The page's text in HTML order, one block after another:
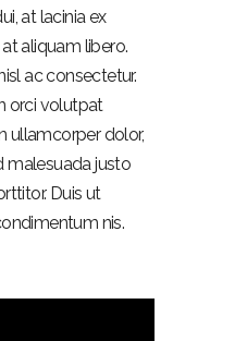
at lacinia ex
aliquam libero.
ac consectetur.
orci volutpat
ullamcorper dolor,
malesuada justo
Duis ut
nis.